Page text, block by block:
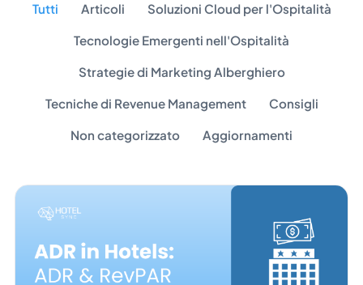
Tutti Articoli Soluzioni Cloud per l'Ospitalità
Tecnologie Emergenti nell'Ospitalità
Strategie di Marketing Alberghiero
Tecniche di Revenue Management Consigli
Non categorizzato Aggiornamenti